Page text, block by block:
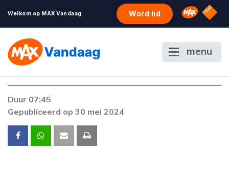
Welkom op MAX Vandaag Word lid Omroep
NPO
menu
Er is een licentie-fout opgetreden. Als het
contact op met onze klantenservice.
Duur 07:45
Gepubliceerd op 30 mei 2024